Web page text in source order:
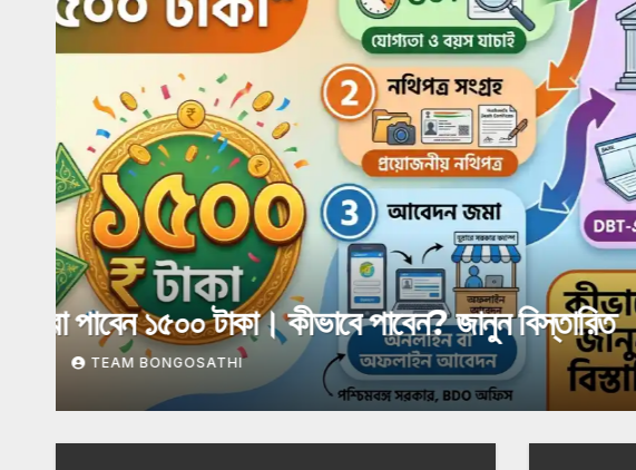
NEWS LATEST NEWS
অগাস্টের ₹৩,০০০ কবে ব্যাঙ্কে আসতে পারে? কারা
করবেন
AUGUST 3, 2026 TEAM BONGOSATHI